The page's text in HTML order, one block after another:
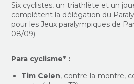
Six cyclistes, un triathlète et un
complètent la délégation du
pour les Jeux paralympiques de
08/09).
Para cyclisme* :
Tim Celen, contre-la-montre,